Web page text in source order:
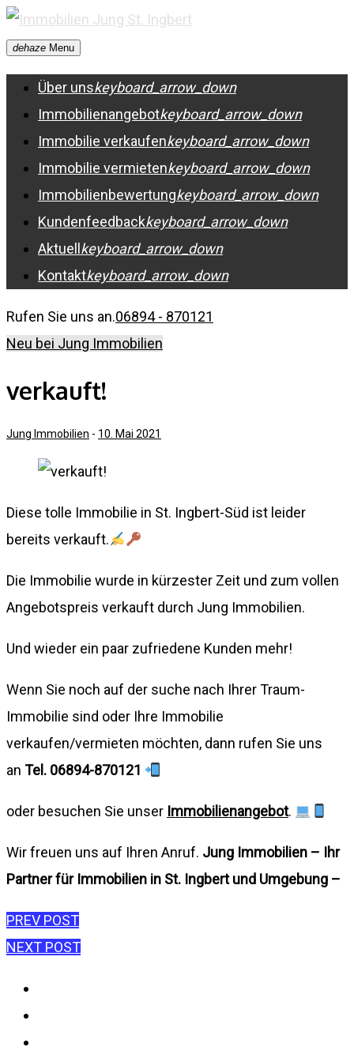
Skip
to
content
dehaze Menu
Über unskeyboard_arrow_down
Immobilienangebotkeyboard_arrow_down
Immobilie verkaufenkeyboard_arrow_down
Immobilie vermietenkeyboard_arrow_down
Immobilienbewertungkeyboard_arrow_down
Kundenfeedbackkeyboard_arrow_down
Aktuell keyboard_arrow_down
Kontaktkeyboard_arrow_down
Rufen Sie uns an.06894 - 870121
Neu bei Jung Immobilien
verkauft!
Jung Immobilien - 10. Mai 2021
Diese tolle Immobilie in St. Ingbert-Süd ist leider
bereits verkauft.
Die Immobilie wurde in kürzester Zeit und zum vollen
Angebotspreis verkauft durch Jung Immobilien.
Und wieder ein paar zufriedene Kunden mehr!
Wenn Sie noch auf der suche nach Ihrer Traum-
Immobilie sind oder Ihre Immobilie
verkaufen/vermieten möchten, dann rufen Sie uns
an Tel. 06894-870121
oder besuchen Sie unser Immobilienangebot.
Wir freuen uns auf Ihren Anruf. Jung Immobilien – Ihr
Partner für Immobilien in St. Ingbert und Umgebung –
Beitragsnavigation
PREV POST
NEXT POST